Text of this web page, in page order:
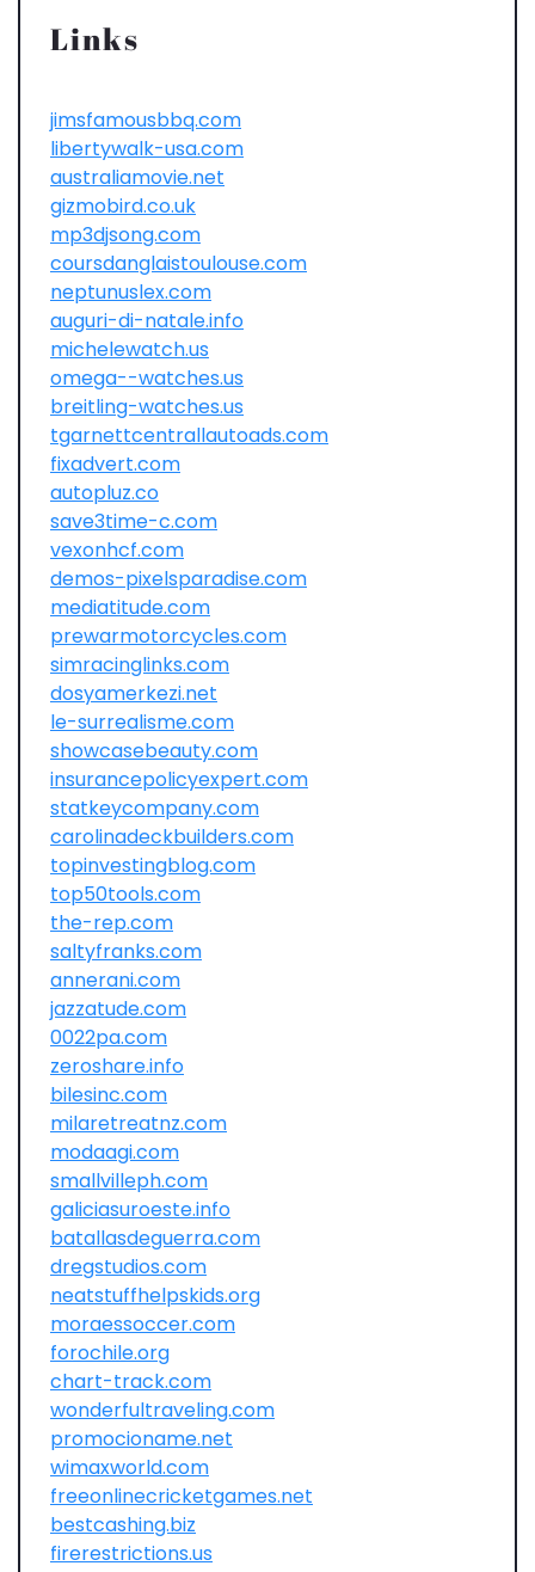
Links
jimsfamousbbq.com
libertywalk-usa.com
australiamovie.net
gizmobird.co.uk
mp3djsong.com
coursdanglaistoulouse.com
neptunuslex.com
auguri-di-natale.info
michelewatch.us
omega--watches.us
breitling-watches.us
tgarnettcentrallautoads.com
fixadvert.com
autopluz.co
save3time-c.com
vexonhcf.com
demos-pixelsparadise.com
mediatitude.com
prewarmotorcycles.com
simracinglinks.com
dosyamerkezi.net
le-surrealisme.com
showcasebeauty.com
insurancepolicyexpert.com
statkeycompany.com
carolinadeckbuilders.com
topinvestingblog.com
top50tools.com
the-rep.com
saltyfranks.com
annerani.com
jazzatude.com
0022pa.com
zeroshare.info
bilesinc.com
milaretreatnz.com
modaagi.com
smallvilleph.com
galiciasuroeste.info
batallasdeguerra.com
dregstudios.com
neatstuffhelpskids.org
moraessoccer.com
forochile.org
chart-track.com
wonderfultraveling.com
promocioname.net
wimaxworld.com
freeonlinecricketgames.net
bestcashing.biz
firerestrictions.us